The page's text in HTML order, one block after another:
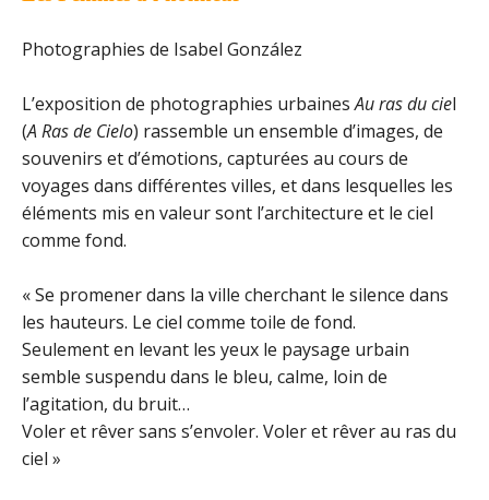
Photographies de Isabel González
L’exposition de photographies urbainesAu ras du ciel
(A Ras de Cielo) rassemble un ensemble d’images, de
souvenirs et d’émotions, capturées au cours de
voyages dans différentes villes, et dans lesquelles les
éléments mis en valeur sont l’architecture et le ciel
comme fond.
« Se promener dans la ville cherchant le silence dans
les hauteurs. Le ciel comme toile de fond.
Seulement en levant les yeux le paysage urbain
semble suspendu dans le bleu, calme, loin de
l’agitation, du bruit…
Voler et rêver sans s’envoler. Voler et rêver au ras du
ciel »